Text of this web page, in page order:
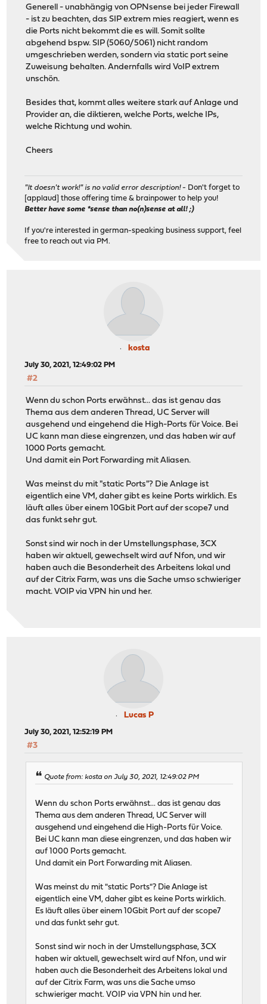
Generell - unabhängig von OPNsense bei jeder Firewall
- ist zu beachten, das SIP extrem mies reagiert, wenn es
die Ports nicht bekommt die es will. Somit sollte
abgehend bspw. SIP (5060/5061) nicht random
umgeschrieben werden, sondern via static port seine
Zuweisung behalten. Andernfalls wird VoIP extrem
unschön.
Besides that, kommt alles weitere stark auf Anlage und
Provider an, die diktieren, welche Ports, welche IPs,
welche Richtung und wohin.
Cheers
"It doesn't work!" is no valid error description!- Don't forget to
[applaud] those offering time & brainpower to help you!
Better have some *sense than no(n)sense at all! ;)
If you're interested in german-speaking business support, feel
free to reach out via PM.
kosta
July 30, 2021, 12:49:02 PM
#2
Wenn du schon Ports erwähnst... das ist genau das
Thema aus dem anderen Thread, UC Server will
ausgehend und eingehend die High-Ports für Voice. Bei
UC kann man diese eingrenzen, und das haben wir auf
1000 Ports gemacht.
Und damit ein Port Forwarding mit Aliasen.
Was meinst du mit "static Ports"? Die Anlage ist
eigentlich eine VM, daher gibt es keine Ports wirklich. Es
läuft alles über einem 10Gbit Port auf der scope7 und
das funkt sehr gut.
Sonst sind wir noch in der Umstellungsphase, 3CX
haben wir aktuell, gewechselt wird auf Nfon, und wir
haben auch die Besonderheit des Arbeitens lokal und
auf der Citrix Farm, was uns die Sache umso schwieriger
macht. VOIP via VPN hin und her.
Lucas P
July 30, 2021, 12:52:19 PM
#3
Quote from: kosta on July 30, 2021, 12:49:02 PM
Wenn du schon Ports erwähnst... das ist genau das
Thema aus dem anderen Thread, UC Server will
ausgehend und eingehend die High-Ports für Voice.
Bei UC kann man diese eingrenzen, und das haben wir
auf 1000 Ports gemacht.
Und damit ein Port Forwarding mit Aliasen.
Was meinst du mit "static Ports"? Die Anlage ist
eigentlich eine VM, daher gibt es keine Ports wirklich.
Es läuft alles über einem 10Gbit Port auf der scope7
und das funkt sehr gut.
Sonst sind wir noch in der Umstellungsphase, 3CX
haben wir aktuell, gewechselt wird auf Nfon, und wir
haben auch die Besonderheit des Arbeitens lokal und
auf der Citrix Farm, was uns die Sache umso
schwieriger macht. VOIP via VPN hin und her.